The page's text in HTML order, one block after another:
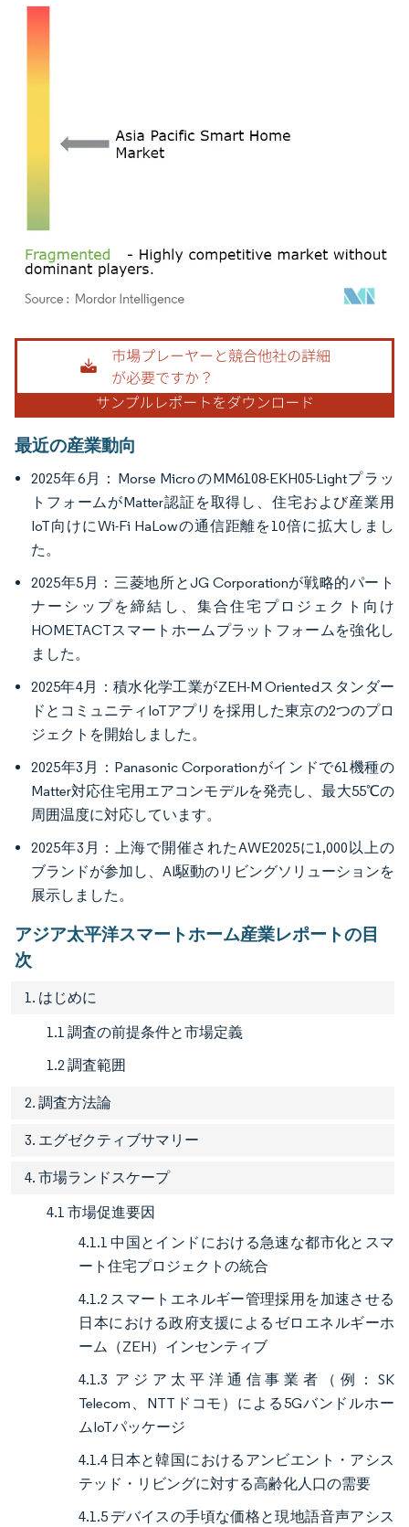
画像 © Mordor Intelligence。再利用にはCC BY 4.0の表示が必要です。
最近の産業動向
2025年6月：Morse MicroのMM6108-EKH05-Lightプラッ
トフォームがMatter認証を取得し、住宅および産業用
IoT向けにWi-Fi HaLowの通信距離を10倍に拡大しまし
た。
2025年5月：三菱地所とJG Corporationが戦略的パート
ナーシップを締結し、集合住宅プロジェクト向け
HOMETACTスマートホームプラットフォームを強化し
ました。
2025年4月：積水化学工業がZEH-M Orientedスタンダー
ドとコミュニティIoTアプリを採用した東京の2つのプロ
ジェクトを開始しました。
2025年3月：Panasonic Corporationがインドで61機種の
Matter対応住宅用エアコンモデルを発売し、最大55℃の
周囲温度に対応しています。
2025年3月：上海で開催されたAWE2025に1,000以上の
ブランドが参加し、AI駆動のリビングソリューションを
展示しました。
アジア太平洋スマートホーム産業レポートの目
次
1. はじめに
1.1 調査の前提条件と市場定義
1.2 調査範囲
2. 調査方法論
3. エグゼクティブサマリー
4. 市場ランドスケープ
4.1 市場促進要因
4.1.1 中国とインドにおける急速な都市化とスマ
ート住宅プロジェクトの統合
4.1.2 スマートエネルギー管理採用を加速させる
日本における政府支援によるゼロエネルギーホ
ーム（ZEH）インセンティブ
4.1.3 アジア太平洋通信事業者（例：SK
Telecom、NTTドコモ）による5Gバンドルホー
ムIoTパッケージ
4.1.4 日本と韓国におけるアンビエント・アシス
テッド・リビングに対する高齢化人口の需要
4.1.5 デバイスの手頃な価格と現地語音声アシス